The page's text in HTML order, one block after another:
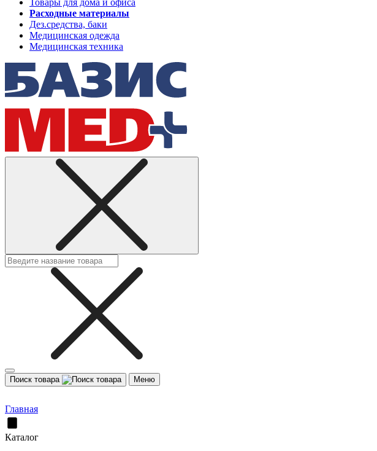
Товары для дома и офиса
Расходные материалы
Дез.средства, баки
Медицинская одежда
Медицинская техника
Поиск товара Меню
Главная
Каталог